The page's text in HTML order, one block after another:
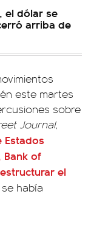
el dólar se
arriba de
este martes
sobre
Journal,
Estados
Bank of
el
había